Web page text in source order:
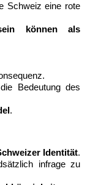
können als
Bedeutung des
.
Identität.
infrage zu